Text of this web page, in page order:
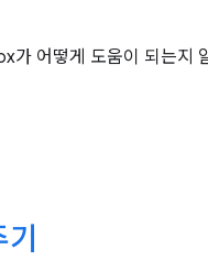
가 어떻게 도움이 되는지